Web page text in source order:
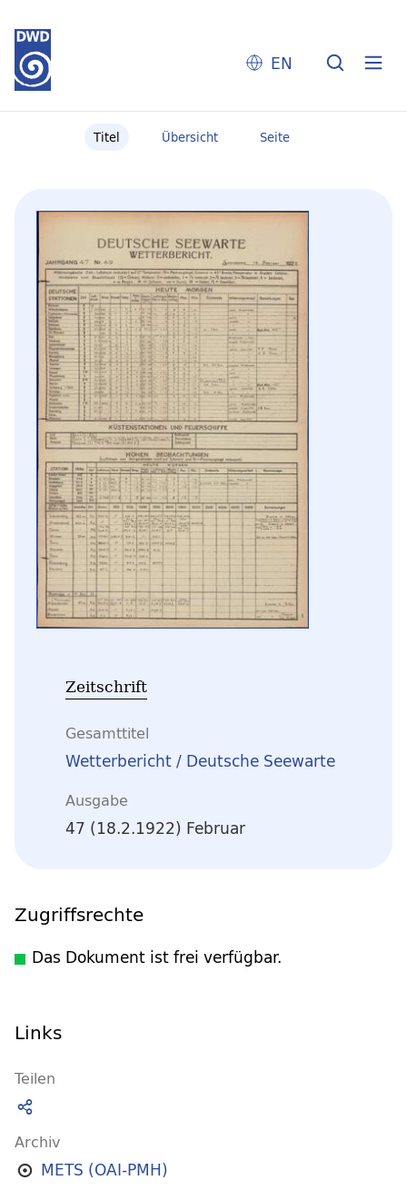
EN
Titel Übersicht Seite
Zeitschrift
Gesamttitel
Wetterbericht / Deutsche Seewarte
Ausgabe
47 (18.2.1922) Februar
Zugriffsrechte
Das Dokument ist frei verfügbar.
Links
Teilen
Archiv
METS (OAI-PMH)